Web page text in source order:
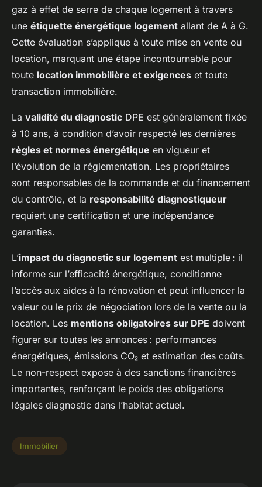
gaz à effet de serre de chaque logement à travers
une étiquette énergétique logement allant de A à G.
Cette évaluation s’applique à toute mise en vente ou
location, marquant une étape incontournable pour
toute location immobilière et exigences et toute
transaction immobilière.
La validité du diagnostic DPE est généralement fixée
à 10 ans, à condition d’avoir respecté les dernières
règles et normes énergétique en vigueur et
l’évolution de la réglementation. Les propriétaires
sont responsables de la commande et du financement
du contrôle, et la responsabilité diagnostiqueur
requiert une certification et une indépendance
garanties.
L’impact du diagnostic sur logement est multiple : il
informe sur l’efficacité énergétique, conditionne
l’accès aux aides à la rénovation et peut influencer la
valeur ou le prix de négociation lors de la vente ou la
location. Les mentions obligatoires sur DPE doivent
figurer sur toutes les annonces : performances
énergétiques, émissions CO₂ et estimation des coûts.
Le non-respect expose à des sanctions financières
importantes, renforçant le poids des obligations
légales diagnostic dans l’habitat actuel.
Immobilier